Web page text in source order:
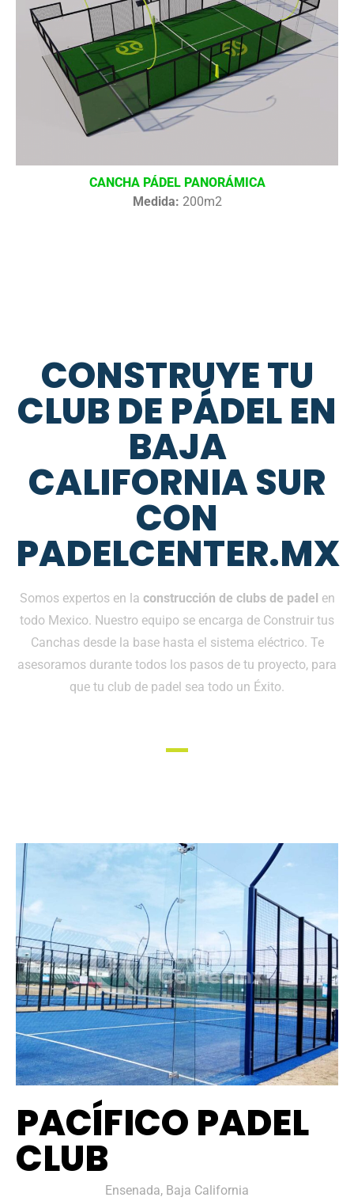
CANCHA PÁDEL PANORÁMICA
Medida: 200m2
CONSTRUYE TU
CLUB DE PÁDEL EN
BAJA
CALIFORNIA SUR
CON
PADELCENTER.MX
Somos expertos en la construcción de clubs de padel en
todo Mexico. Nuestro equipo se encarga de Construir tus
Canchas desde la base hasta el sistema eléctrico. Te
asesoramos durante todos los pasos de tu proyecto, para
que tu club de padel sea todo un Éxito.
PACÍFICO PADEL
CLUB
Ensenada, Baja California